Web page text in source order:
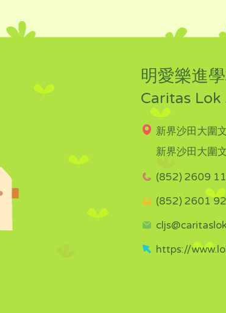
明愛樂進
Caritas Lok
新界沙田大圍
新界沙田大圍
(852) 2609
(852) 2601
https://